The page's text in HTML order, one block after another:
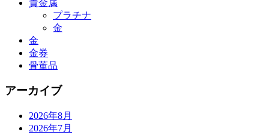
貴金属
プラチナ
金
金
金券
骨董品
アーカイブ
2026年8月
2026年7月